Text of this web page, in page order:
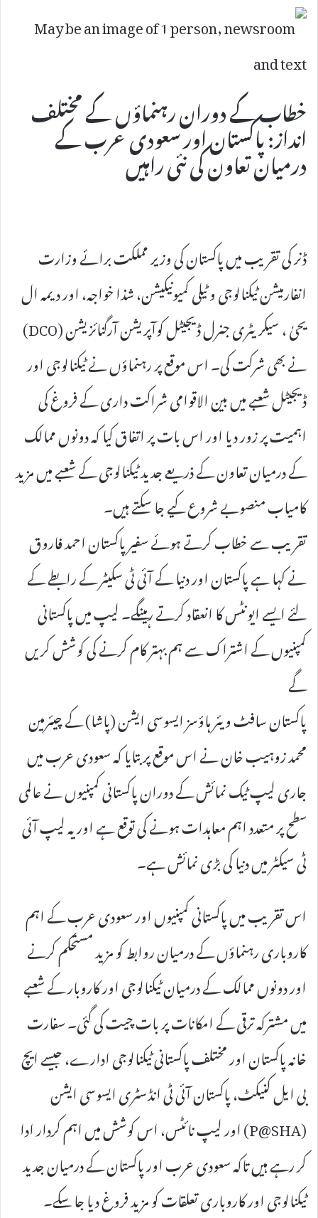
خطاب کے دوران رہنماؤں کے مختلف
انداز: پاکستان اور سعودی عرب کے
درمیان تعاون کی نئی راہیں
ڈنر کی تقریب میں پاکستان کی وزیر مملکت برائے وزارت
انفارمیشن ٹیکنالوجی و ٹیلی کمیونیکیشن، شذا خواجہ، اور دیمہ ال
یحیٰ ، سیکریٹری جنرل ڈیجیٹل کوآپریشن آرگنائزیشن (DCO)
نے بھی شرکت کی۔ اس موقع پر رہنماؤں نے ٹیکنالوجی اور
ڈیجیٹل شعبے میں بین الاقوامی شراکت داری کے فروغ کی
اہمیت پر زور دیا اور اس بات پر اتفاق کیا کہ دونوں ممالک
کے درمیان تعاون کے ذریعے جدید ٹیکنالوجی کے شعبے میں مزید
کامیاب منصوبے شروع کیے جا سکتے ہیں۔
تقریب سے خطاب کرتے ہوئے سفیر پاکستان احمد فاروق
نے کہا ہے پاکستان اور دنیا کے آئی ٹی سکیٹر کے رابطے کے
لئے ایسے ایونٹس کا انعقاد کرتے رہینگے۔ لیپ میں پاکستانی
کمپنیوں کے اشتراک سے ہم بہتر کام کرنے کی کوشش کریں
گے
پاکستان سافٹ ویئر ہاؤسز ایسوسی ایشن (پاشا) کے چیئرمین
محمد زوہیب خان نے اس موقع پر بتایا کہ سعودی عرب میں
جاری لیپ ٹیک نمائش کے دوران پاکستانی کمپنیوں نے عالمی
سطح پر متعدد اہم معاہدات ہونے کی توقع ہے اور یہ لیپ آئی
ٹی سیکٹر میں دنیا کی بڑی نمائش ہے۔
اس تقریب میں پاکستانی کمپنیوں اور سعودی عرب کے اہم
کاروباری رہنماؤں کے درمیان روابط کو مزید مستحکم کرنے
اور دونوں ممالک کے درمیان ٹیکنالوجی اور کاروبار کے شعبے
میں مشترکہ ترقی کے امکانات پر بات چیت کی گئی۔ سفارت
خانہ پاکستان اور مختلف پاکستانی ٹیکنالوجی ادارے، جیسے ایچ
بی ایل کنیکٹ، پاکستان آئی ٹی انڈسٹری ایسوسی ایشن
(P@SHA) اور لیپ نائٹس، اس کوشش میں اہم کردار ادا
کر رہے ہیں تاکہ سعودی عرب اور پاکستان کے درمیان جدید
ٹیکنالوجی اور کاروباری تعلقات کو مزید فروغ دیا جا سکے۔